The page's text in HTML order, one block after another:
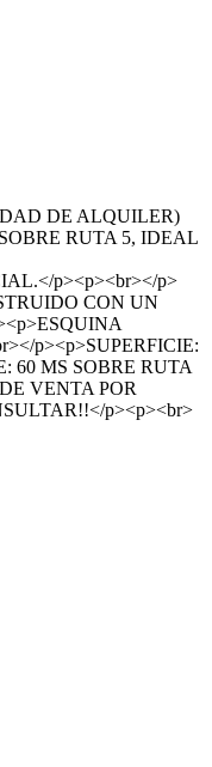
DE ALQUILER)
RUTA 5, IDEAL
p><p><br></p>
CON UN
p><p>SUPERFICIE:
60 MS SOBRE RUTA
VENTA POR
p><p><br>